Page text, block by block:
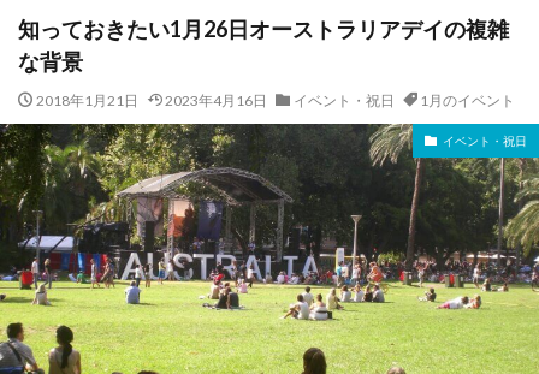
知っておきたい1月26日オーストラリアデイの複雑
な背景
2018年1月21日 2023年4月16日 イベント・祝日 1月のイベント
イベント・祝日